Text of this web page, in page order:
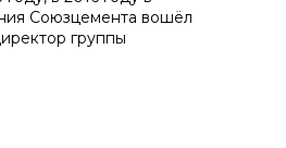
Союзцемента вошёл
группы